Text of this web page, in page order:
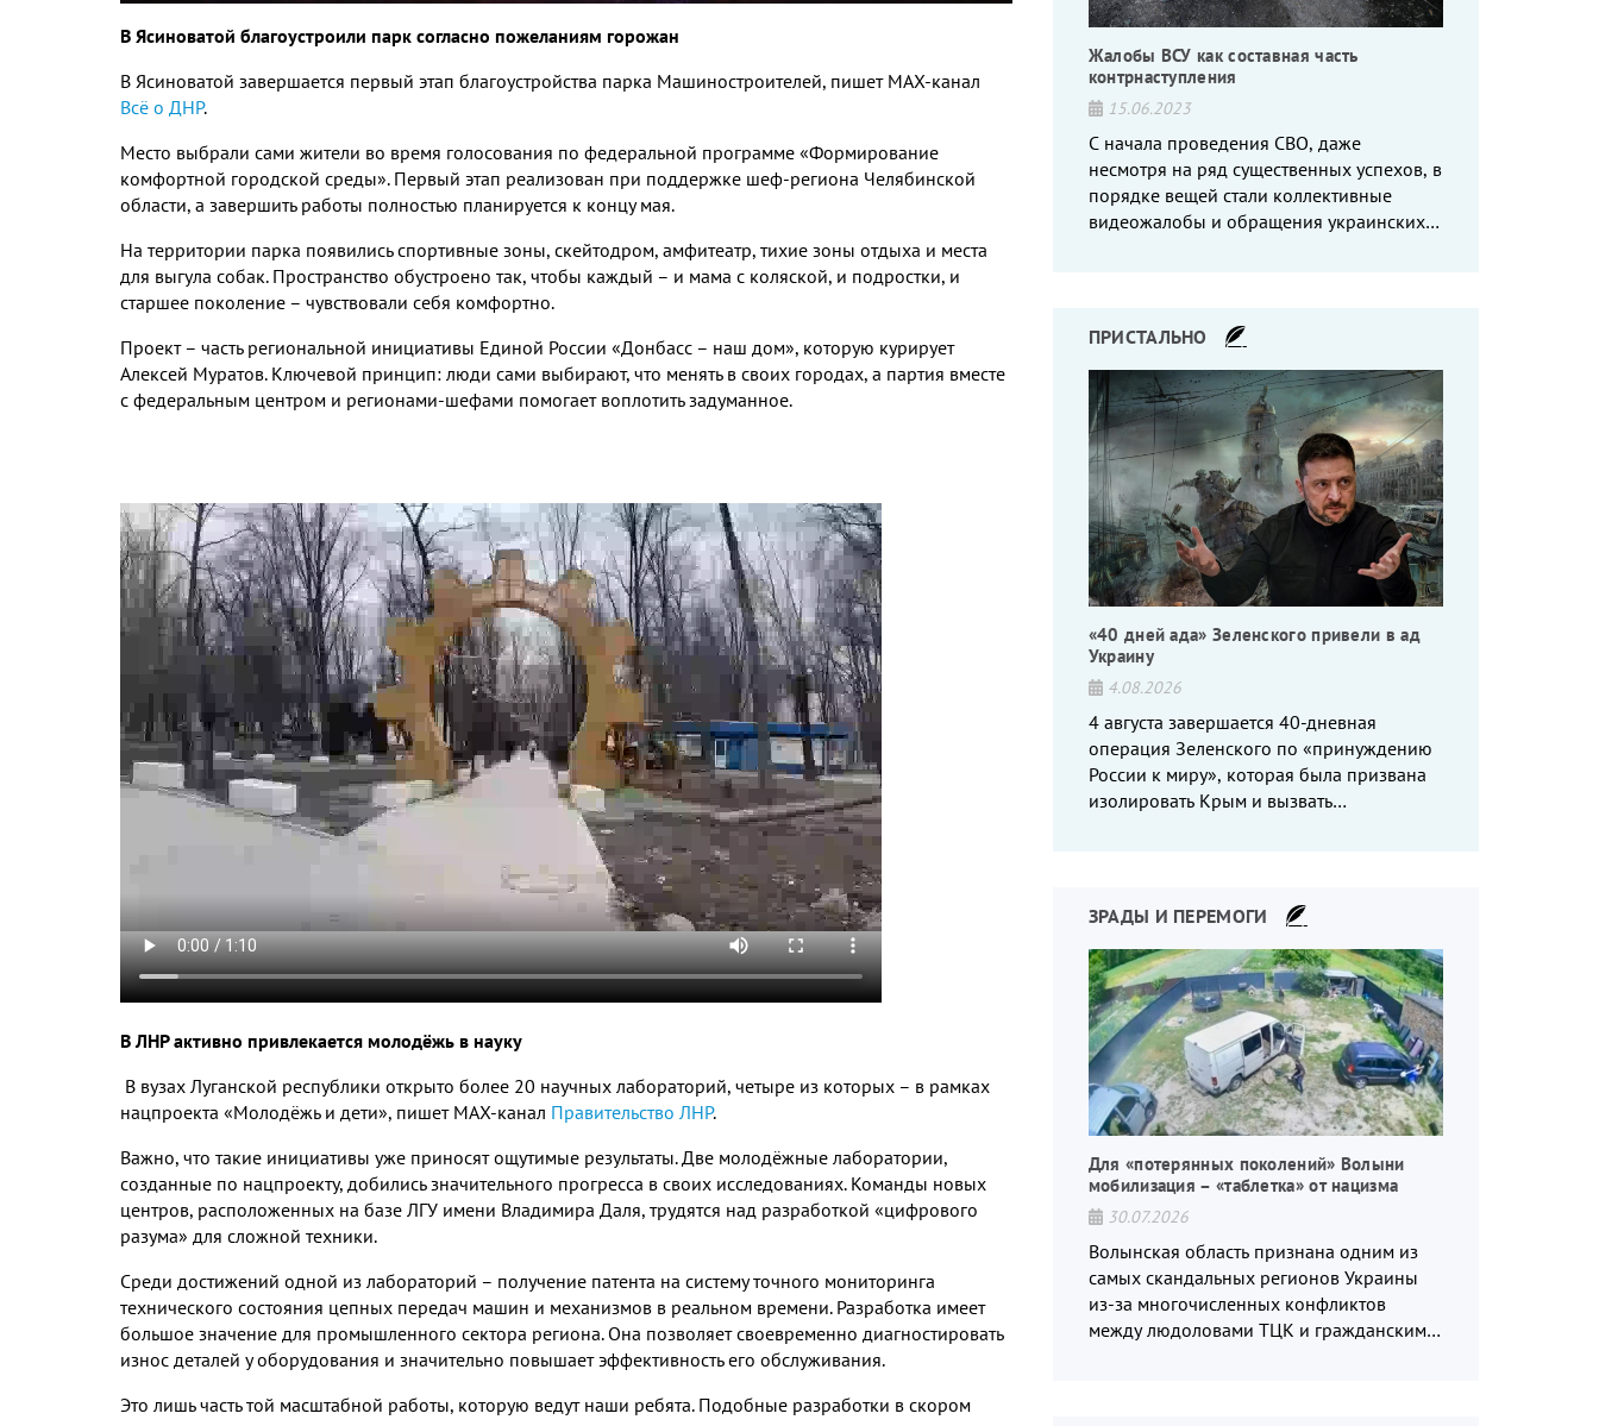
В Ясиноватой благоустроили парк согласно пожеланиям горожан
В Ясиноватой завершается первый этап благоустройства парка Машиностроителей, пишет МАХ-канал
Всё о ДНР.
Место выбрали сами жители во время голосования по федеральной программе «Формирование
комфортной городской среды». Первый этап реализован при поддержке шеф-региона Челябинской
области, а завершить работы полностью планируется к концу мая.
На территории парка появились спортивные зоны, скейтодром, амфитеатр, тихие зоны отдыха и места
для выгула собак. Пространство обустроено так, чтобы каждый – и мама с коляской, и подростки, и
старшее поколение – чувствовали себя комфортно.
Проект – часть региональной инициативы Единой России «Донбасс – наш дом», которую курирует
Алексей Муратов. Ключевой принцип: люди сами выбирают, что менять в своих городах, а партия вместе
с федеральным центром и регионами-шефами помогает воплотить задуманное.
В ЛНР активно привлекается молодёжь в науку
В вузах Луганской республики открыто более 20 научных лабораторий, четыре из которых – в рамках
нацпроекта «Молодёжь и дети», пишет МАХ-канал Правительство ЛНР.
Важно, что такие инициативы уже приносят ощутимые результаты. Две молодёжные лаборатории,
созданные по нацпроекту, добились значительного прогресса в своих исследованиях. Команды новых
центров, расположенных на базе ЛГУ имени Владимира Даля, трудятся над разработкой «цифрового
разума» для сложной техники.
Среди достижений одной из лабораторий – получение патента на систему точного мониторинга
технического состояния цепных передач машин и механизмов в реальном времени. Разработка имеет
большое значение для промышленного сектора региона. Она позволяет своевременно диагностировать
износ деталей у оборудования и значительно повышает эффективность его обслуживания.
Это лишь часть той масштабной работы, которую ведут наши ребята. Подобные разработки в скором
Жалобы ВСУ как составная часть
контрнаступления
15.06.2023
С начала проведения СВО, даже
несмотря на ряд существенных успехов, в
порядке вещей стали коллективные
видеожалобы и обращения украинских
ПРИСТАЛЬНО
«40 дней ада» Зеленского привели в ад
Украину
4.08.2026
4 августа завершается 40-дневная
операция Зеленского по «принуждению
России к миру», которая была призвана
изолировать Крым и вызвать
ЗРАДЫ И ПЕРЕМОГИ
Для «потерянных поколений» Волыни
мобилизация – «таблетка» от нацизма
30.07.2026
Волынская область признана одним из
самых скандальных регионов Украины
из-за многочисленных конфликтов
между людоловами ТЦК и гражданским